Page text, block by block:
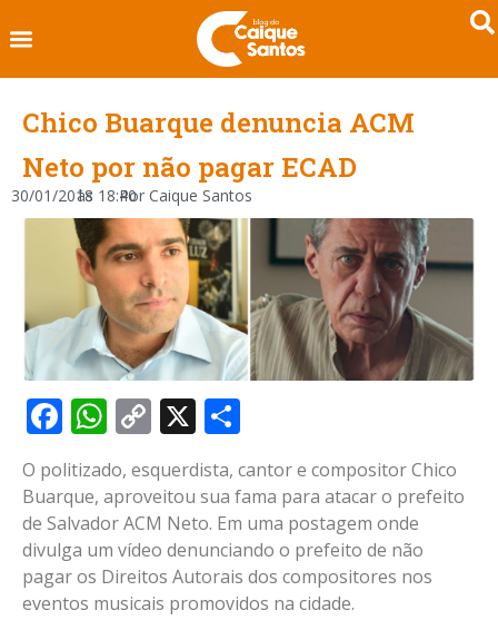
Chico Buarque denuncia ACM
Neto por não pagar ECAD
30/01/2018
às 18:40
Por Caique Santos
Facebook
WhatsApp
Copy
Link
X
O politizado, esquerdista, cantor e compositor Chico
Buarque, aproveitou sua fama para atacar o prefeito
de Salvador ACM Neto. Em uma postagem onde
divulga um vídeo denunciando o prefeito de não
pagar os Direitos Autorais dos compositores nos
eventos musicais promovidos na cidade.